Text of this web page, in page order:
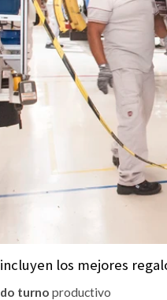
los mejores
turno productivo